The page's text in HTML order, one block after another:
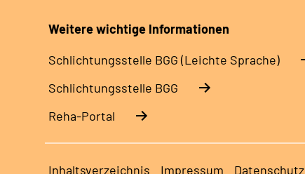
Weitere wichtige Informationen
Schlich­tungs­stel­le BGG (Leichte Sprache)
Schlich­tungs­stel­le BGG
Reha-Portal
Inhaltsverzeichnis Impressum Datenschutz